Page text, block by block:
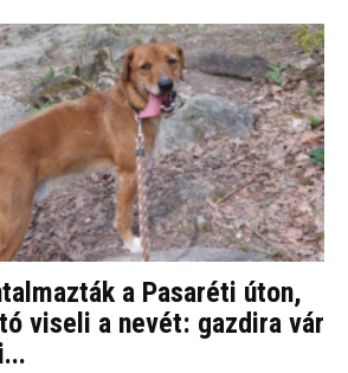
a Pasaréti úton,
viseli a nevét: gazdira vár